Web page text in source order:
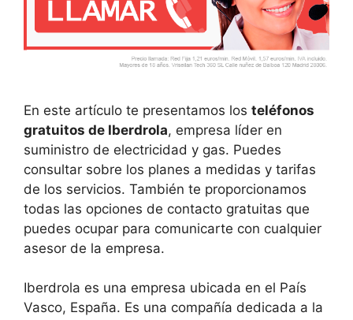
En este artículo te presentamos los teléfonos
gratuitos de Iberdrola, empresa líder en
suministro de electricidad y gas. Puedes
consultar sobre los planes a medidas y tarifas
de los servicios. También te proporcionamos
todas las opciones de contacto gratuitas que
puedes ocupar para comunicarte con cualquier
asesor de la empresa.
Iberdrola es una empresa ubicada en el País
Vasco, España. Es una compañía dedicada a la